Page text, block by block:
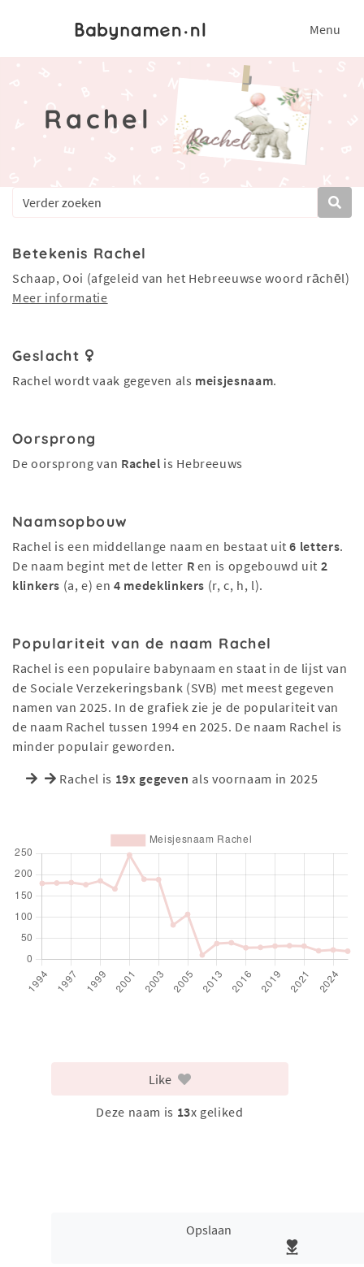
Menu
Rachel
Betekenis Rachel
Schaap, Ooi (afgeleid van het Hebreeuwse woord rāchēl)
Meer informatie
Geslacht
Rachel wordt vaak gegeven als meisjesnaam.
Oorsprong
De oorsprong van Rachel is Hebreeuws
Naamsopbouw
Rachel is een middellange naam en bestaat uit6 letters.
De naam begint met de letter R en is opgebouwd uit 2
klinkers (a, e) en4 medeklinkers (r, c, h, l).
Populariteit van de naam Rachel
Rachel is een populaire babynaam en staat in de lijst van
de Sociale Verzekeringsbank (SVB) met meest gegeven
namen van 2025. In de grafiek zie je de populariteit van
de naam Rachel tussen 1994 en 2025. De naam Rachel is
minder populair geworden.
Rachel is 19x gegeven als voornaam in 2025
Like
Deze naam is 13x geliked
Opslaan